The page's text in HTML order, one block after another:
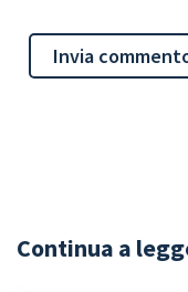
Continua a